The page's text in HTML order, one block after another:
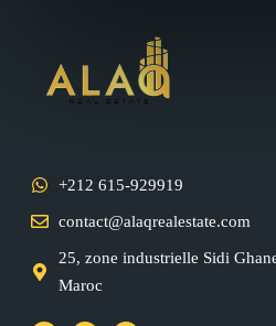
+212 615-929919
contact@alaqrealestate.com
25, zone industrielle Sidi
Maroc